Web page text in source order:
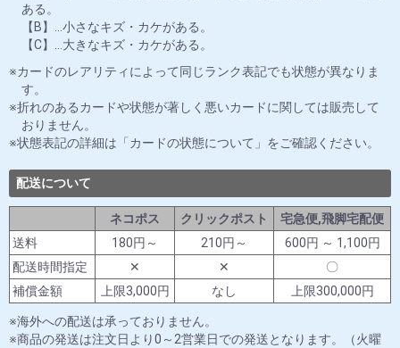
ある。
【B】…小さなキズ・カケがある。
【C】…大きなキズ・カケがある。
カードのレアリティによって同じランク表記でも状態が異なりま
す。
折れのあるカードや状態が著しく悪いカードに関しては販売して
おりません。
状態表記の詳細は「カードの状態について」をご確認ください。
配送について
ネコポス クリックポスト
宅急便,飛脚宅配便
送料
180円～ 210円～
600円 ～ 1,100円
配送時間指定
✕ ✕
〇
補償金額
上限3,000円 なし 上限300,000円
海外への配送は承っておりません。
商品の発送は注文日より0～2営業日での発送となります。（火曜